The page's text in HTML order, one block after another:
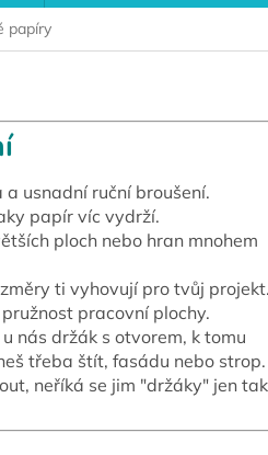
papíry
usnadní ruční broušení.
papír víc vydrží.
ploch nebo hran mnohem
ti vyhovují pro tvůj projekt.
pracovní plochy.
nás držák s otvorem, k tomu
třeba štít, fasádu nebo strop.
neříká se jim "držáky" jen tak